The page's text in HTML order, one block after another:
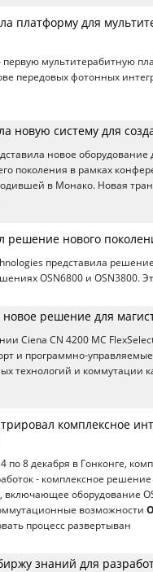
платформу для
мультитерабитную
передовых фотонных
новую систему для
новое оборудование
поколения в рамках
в Монако. Новая
решение нового
представила
OSN6800 и OSN3800.
решение для
Ciena CN 4200 MC
и программно-
технологий и коммутации
комплексное
по 8 декабря в Гонконге,
- комплексное
, включающее оборудование
возможности
процесс развертыван
знаний для